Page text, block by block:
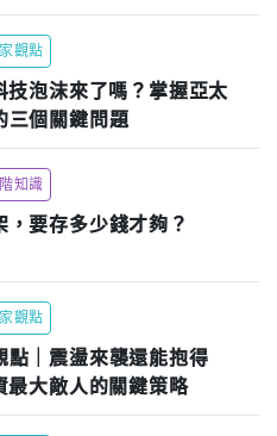
觀點
技泡沫來了嗎？掌握亞太
三個關鍵問題
知識
要存多少錢才夠？
觀點
點｜震盪來襲還能抱得
最大敵人的關鍵策略